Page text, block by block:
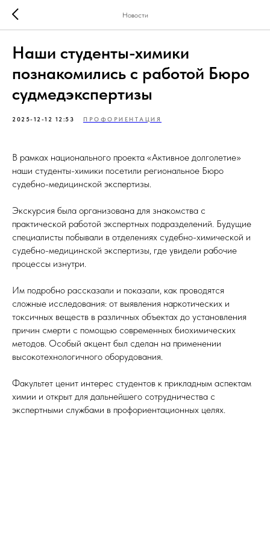
Новости
Наши студенты-химики
познакомились с работой Бюро
судмедэкспертизы
2025-12-12 12:53 ПРОФОРИЕНТАЦИЯ
В рамках национального проекта «Активное долголетие»
наши студенты-химики посетили региональное Бюро
судебно-медицинской экспертизы.
Экскурсия была организована для знакомства с
практической работой экспертных подразделений. Будущие
специалисты побывали в отделениях судебно-химической и
судебно-медицинской экспертизы, где увидели рабочие
процессы изнутри.
Им подробно рассказали и показали, как проводятся
сложные исследования: от выявления наркотических и
токсичных веществ в различных объектах до установления
причин смерти с помощью современных биохимических
методов. Особый акцент был сделан на применении
высокотехнологичного оборудования.
Факультет ценит интерес студентов к прикладным аспектам
химии и открыт для дальнейшего сотрудничества с
экспертными службами в профориентационных целях.